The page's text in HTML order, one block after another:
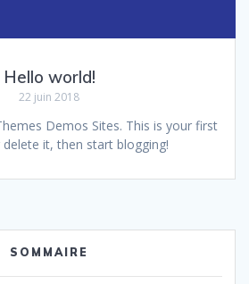
Hello world!
22 juin 2018
Demos Sites. This is your first
it, then start blogging!
SOMMAIRE